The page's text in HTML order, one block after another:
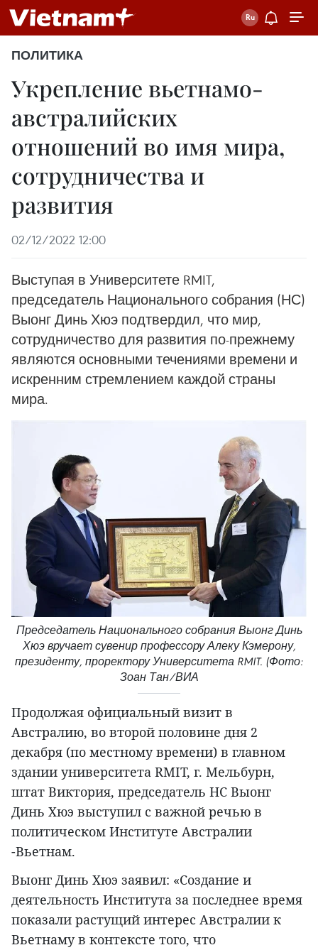
ПОЛИТИКА
Укрепление вьетнамо-
австралийских
отношений во имя мира,
сотрудничества и
развития
02/12/2022 12:00
Выступая в Университете RMIT,
председатель Национального собрания (НС)
Выонг Динь Хюэ подтвердил, что мир,
сотрудничество для развития по-прежнему
являются основными течениями времени и
искренним стремлением каждой страны
мира.
Председатель Национального собрания Выонг Динь
Хюэ вручает сувенир профессору Алеку Кэмерону,
президенту, проректору Университета RMIT. (Фото:
Зоан Тан/ВИА
Продолжая официальный визит в
Австралию, во второй половине дня 2
декабря (по местному времени) в главном
здании университета RMIT, г. Мельбурн,
штат Виктория, председатель НС Выонг
Динь Хюэ выступил с важной речью в
политическом Институте Австралии
-Вьетнам.
Выонг Динь Хюэ заявил: «Создание и
деятельность Института за последнее время
показали растущий интерес Австралии к
Вьетнаму в контексте того, что